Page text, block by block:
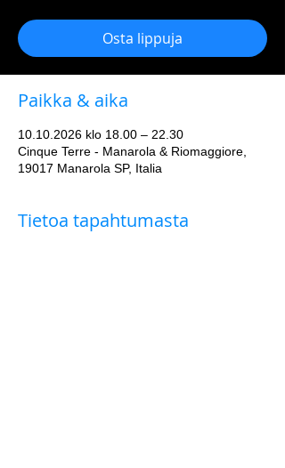
Osta lippuja
Paikka & aika
10.10.2026 klo 18.00 – 22.30
Cinque Terre - Manarola & Riomaggiore,
19017 Manarola SP, Italia
Tietoa tapahtumasta